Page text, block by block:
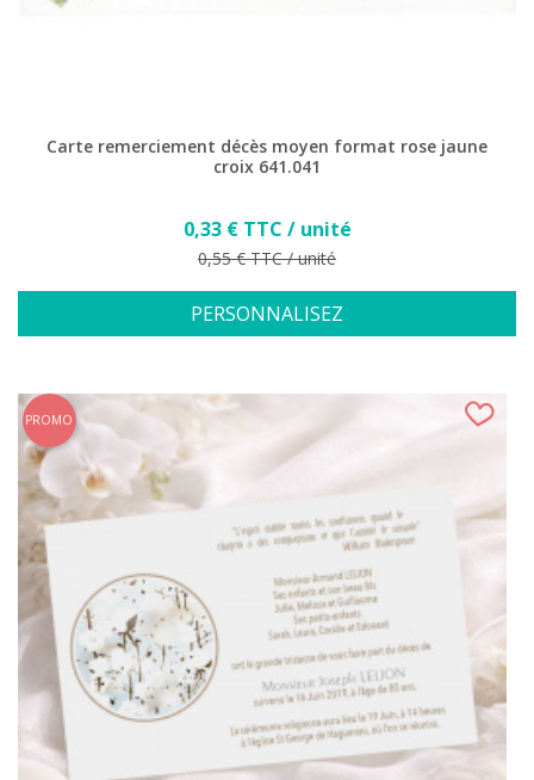
Carte remerciement décès moyen format rose jaune
croix 641.041
Prix
0,33 € TTC / unité
Prix de base
0,55 € TTC / unité
PERSONNALISEZ
PROMO